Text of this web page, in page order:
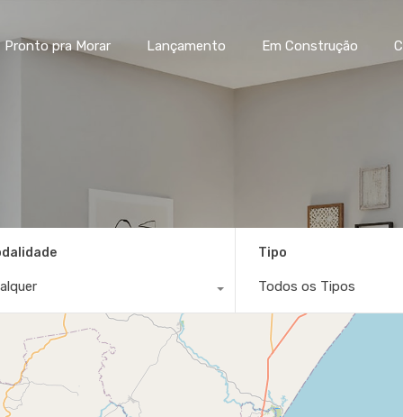
Pronto pra Morar
Pronto pra Morar Lançamento Em Construção
Tipo
Todos os Tipos